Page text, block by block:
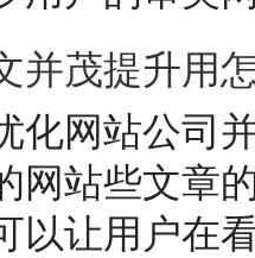
茂提升用怎
网站公司并
网站些文章
以让用户在